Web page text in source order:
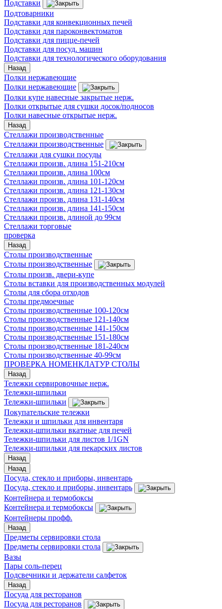
Подставки
Подтоварники
Подставки для конвекционных печей
Подставки для пароконвектоматов
Подставки для пицце-печей
Подставки для посуд. машин
Подставки для технологического оборудования
Назад
Полки нержавеющие
Полки нержавеющие
Полки купе навесные закрытые нерж.
Полки открытые для сушки досок/подносов
Полки навесные открытые нерж.
Назад
Стеллажи производственные
Стеллажи производственные
Стеллажи для сушки посуды
Стеллажи произв. длина 151-210см
Стеллажи произв. длина 100см
Стеллажи произв. длина 101-120см
Стеллажи произв. длина 121-130см
Стеллажи произв. длина 131-140см
Стеллажи произв. длина 141-150см
Стеллажи произв. длиной до 99см
Стеллажи торговые
проверка
Назад
Столы производственные
Столы производственные
Столы произв. двери-купе
Столы вставки для производственных модулей
Столы для сбора отходов
Столы предмоечные
Столы производственные 100-120см
Столы производственные 121-140см
Столы производственные 141-150см
Столы производственные 151-180см
Столы производственные 181-240см
Столы производственные 40-99см
ПРОВЕРКА НОМЕНКЛАТУР СТОЛЫ
Назад
Тележки сервировочные нерж.
Тележки-шпильки
Тележки-шпильки
Покупательские тележки
Тележки и шпильки для инвентаря
Тележки-шпильки вкатные для печей
Тележки-шпильки для листов 1/1GN
Тележки-шпильки для пекарских листов
Назад
Назад
Посуда, стекло и приборы, инвентарь
Посуда, стекло и приборы, инвентарь
Контейнера и термобоксы
Контейнера и термобоксы
Контейнеры профф.
Назад
Предметы сервировки стола
Предметы сервировки стола
Вазы
Пары соль-перец
Подсвечники и держатели салфеток
Назад
Посуда для ресторанов
Посуда для ресторанов